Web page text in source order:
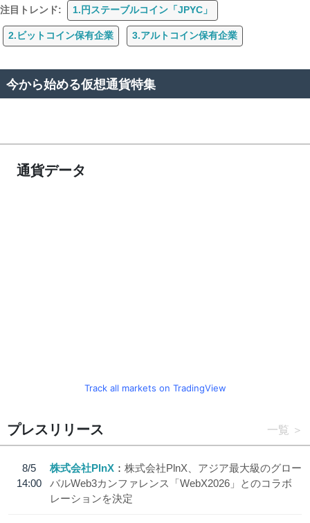
注目トレンド: 1.円ステーブルコイン「JPYC」
2.ビットコイン保有企業 3.アルトコイン保有企業
今から始める仮想通貨特集
通貨データ
Track all markets on TradingView
プレスリリース 一覧
8/5
14:00
株式会社PlnX
株式会社PlnX、アジア最大級のグロー
バルWeb3カンファレンス「WebX2026」とのコラボ
レーションを決定